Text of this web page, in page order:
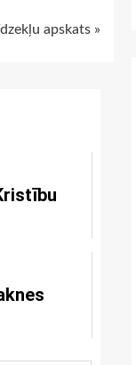
apskats »